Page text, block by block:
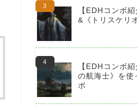
【EDHコンボ
&《トリスケリ
【EDHコンボ
の航海士》を使
ボ